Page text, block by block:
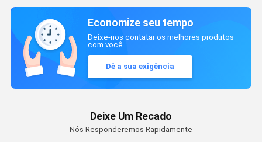
Economize seu tempo
Deixe-nos contatar os melhores produtos
com você.
Dê a sua exigência
Deixe Um Recado
Nós Responderemos Rapidamente